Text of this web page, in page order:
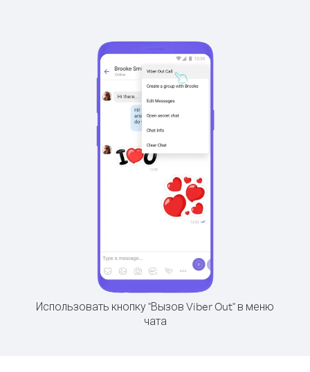
Использовать кнопку "Вызов Viber Out" в меню
чата